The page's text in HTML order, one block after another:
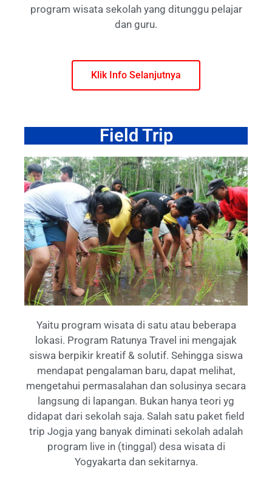
program wisata sekolah yang ditunggu pelajar
dan guru.
Klik Info Selanjutnya
Field Trip
Yaitu program wisata di satu atau beberapa
lokasi. Program Ratunya Travel ini mengajak
siswa berpikir kreatif & solutif. Sehingga siswa
mendapat pengalaman baru, dapat melihat,
mengetahui permasalahan dan solusinya secara
langsung di lapangan. Bukan hanya teori yg
didapat dari sekolah saja. Salah satu paket field
trip Jogja yang banyak diminati sekolah adalah
program live in (tinggal) desa wisata di
Yogyakarta dan sekitarnya.